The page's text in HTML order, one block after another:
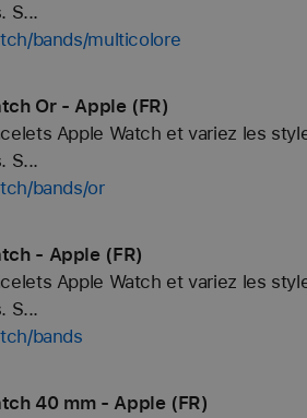
S...
bands/multicolore
Or - Apple (FR)
Apple Watch et variez les
S...
bands/or
- Apple (FR)
Apple Watch et variez les
S...
bands
40 mm - Apple (FR)